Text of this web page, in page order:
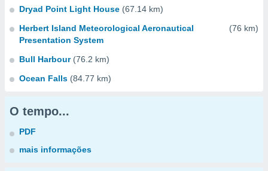
Dryad Point Light House (67.14 km)
Herbert Island Meteorological Aeronautical
Presentation System
(76 km)
Bull Harbour (76.2 km)
Ocean Falls (84.77 km)
O tempo...
PDF
mais informações